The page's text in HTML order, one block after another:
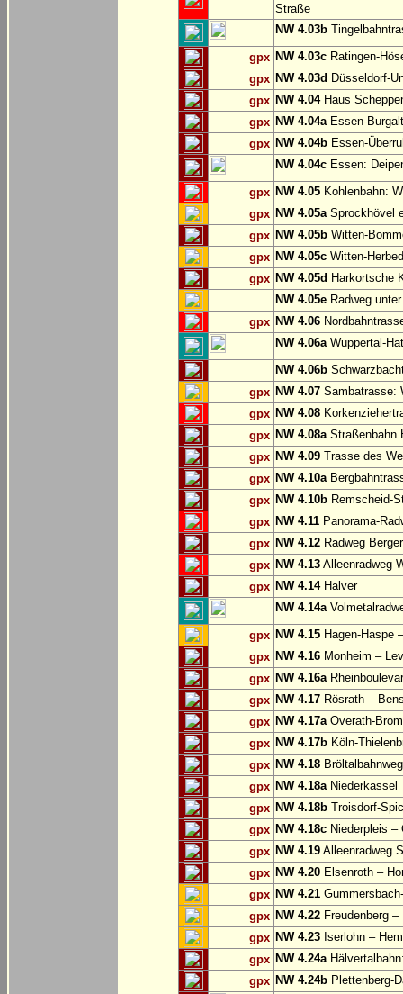
Straße
NW 4.03b
gpx NW 4.03c Ratingen-
gpx NW 4.03d Düsseldorf-
gpx NW 4.04Haus
gpx NW 4.04aEssen-
gpx NW 4.04b Essen-
NW 4.04c Essen:
gpx NW 4.05 Kohlenbahn:
gpx NW 4.05aSprockhövel
gpx NW 4.05b Witten-
gpx NW 4.05c Witten-
gpx NW 4.05d Harkortsche
NW 4.05e Radweg
gpx NW 4.06
NW 4.06aWuppertal-
NW 4.06b
gpx NW 4.07 Sambatrasse:
gpx NW 4.08
gpx NW 4.08aStraßenbahn
gpx NW 4.09 Trasse des
gpx NW 4.10a
gpx NW 4.10b Remscheid-
gpx NW 4.11 Panorama-
gpx NW 4.12 Radweg
gpx NW 4.13 Alleenradweg
gpx NW 4.14Halver
NW 4.14a
gpx NW 4.15 Hagen-Haspe
gpx NW 4.16 Monheim –
gpx NW 4.16a
gpx NW 4.17 Rösrath –
gpx NW 4.17aOverath-
gpx NW 4.17b Köln-
gpx NW 4.18
gpx NW 4.18aNiederkassel
gpx NW 4.18b Troisdorf-
gpx NW 4.18c Niederpleis –
gpx NW 4.19 Alleenradweg
gpx NW 4.20 Elsenroth –
gpx NW 4.21
gpx NW 4.22 Freudenberg
gpx NW 4.23 Iserlohn –
gpx NW 4.24a
gpx NW 4.24b Plettenberg-